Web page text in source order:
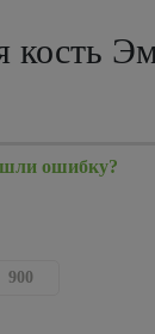
ошибку?
900